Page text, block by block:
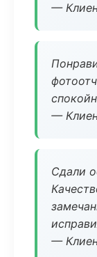
—
—
Сдали
—